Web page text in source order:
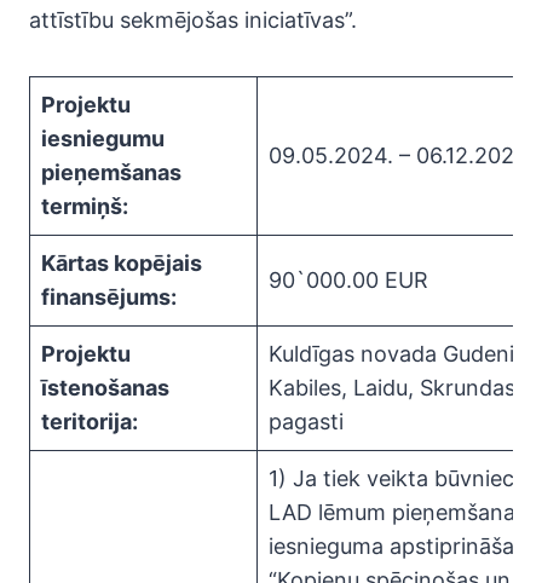
attīstību sekmējošas iniciatīvas”.
Projektu
iesniegumu
pieņemšanas
termiņš:
09.05.2024. – 06.12.2024
Kārtas kopējais
finansējums:
90`000.00 EUR
Projektu
īstenošanas
teritorija:
Kuldīgas novada
Kabiles, Laidu, Skrundas
pagasti
1) Ja tiek veikta
LAD lēmum pieņemšanas
iesnieguma